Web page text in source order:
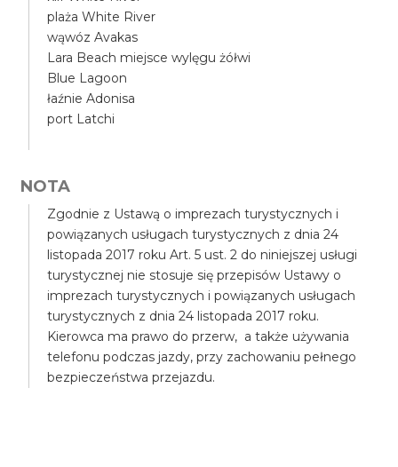
plaża White River
wąwóz Avakas
Lara Beach miejsce wylęgu żółwi
Blue Lagoon
łaźnie Adonisa
port Latchi
NOTA
Zgodnie z Ustawą o imprezach turystycznych i
powiązanych usługach turystycznych z dnia 24
listopada 2017 roku Art. 5 ust. 2 do niniejszej usługi
turystycznej nie stosuje się przepisów Ustawy o
imprezach turystycznych i powiązanych usługach
turystycznych z dnia 24 listopada 2017 roku.
Kierowca ma prawo do przerw, a także używania
telefonu podczas jazdy, przy zachowaniu pełnego
bezpieczeństwa przejazdu.